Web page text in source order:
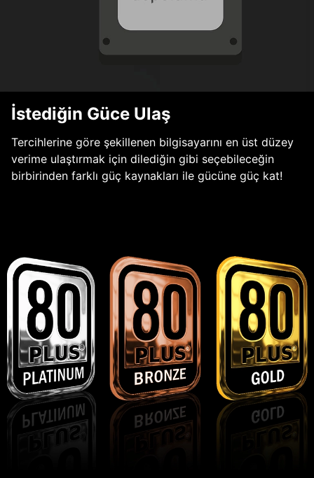
İstediğin Güce Ulaş
Tercihlerine göre şekillenen bilgisayarını en üst düzey
verime ulaştırmak için dilediğin gibi seçebileceğin
birbirinden farklı güç kaynakları ile gücüne güç kat!